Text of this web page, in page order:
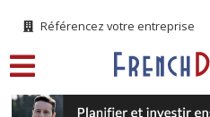
Référencez votre entreprise